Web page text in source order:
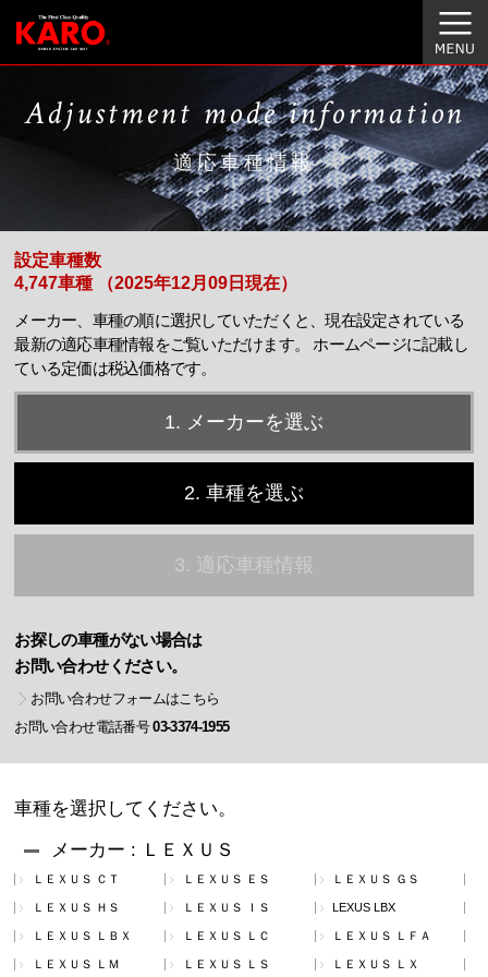
Adjustment mode information
適応車種情報
設定車種数
4,747車種 （2025年12月09日現在）
メーカー、車種の順に選択していただくと、現在設定されている
最新の適応車種情報をご覧いただけます。
ホームページに記載し
ている定価は税込価格です。
1. メーカーを選ぶ
2. 車種を選ぶ
3. 適応車種情報
お探しの車種がない場合は
お問い合わせください。
お問い合わせフォームはこちら
お問い合わせ電話番号03-3374-1955
車種を選択してください。
メーカー : ＬＥＸＵＳ
ＬＥＸＵＳ ＣＴ ＬＥＸＵＳ ＥＳ ＬＥＸＵＳ ＧＳ
ＬＥＸＵＳ ＨＳ ＬＥＸＵＳ ＩＳ LEXUS LBX
ＬＥＸＵＳ ＬＢＸ ＬＥＸＵＳ ＬＣ ＬＥＸＵＳ ＬＦＡ
ＬＥＸＵＳ ＬＭ ＬＥＸＵＳ ＬＳ ＬＥＸＵＳ ＬＸ